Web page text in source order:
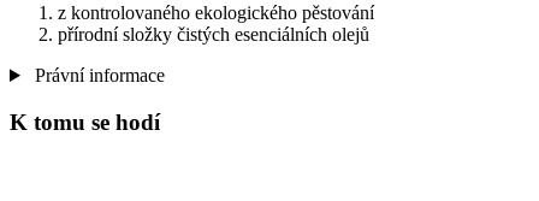
z kontrolovaného ekologického pěstování
přírodní složky čistých esenciálních olejů
Právní informace
K tomu se hodí